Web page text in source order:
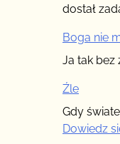
dostał
Boga nie
Ja tak bez
Źle
Gdy
Dowiedz